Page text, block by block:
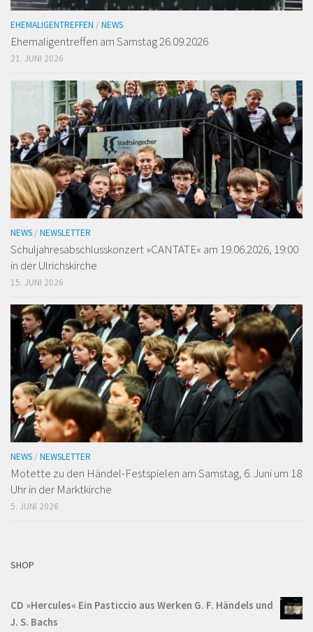
EHEMALIGENTREFFEN / NEWS
Ehemaligen­treffen am Samstag 26.09.2026
21. JUNI 2026
NEWS / NEWSLETTER
Schuljahresabschlusskonzert »CANTATE« am 19.06.2026, 19:00
in der Ulrichskirche
15. JUNI 2026
NEWS / NEWSLETTER
Motette zu den Händel-Festspielen am Samstag, 6. Juni um 18
Uhr in der Marktkirche
5. JUNI 2026
SHOP
CD »Hercules« Ein Pasticcio aus Werken G. F. Händels und
J. S. Bachs